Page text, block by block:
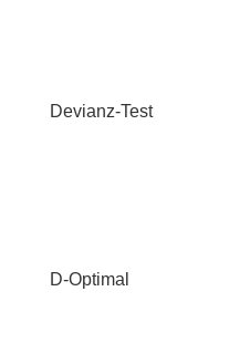
Devianz-Test
D-Optimal